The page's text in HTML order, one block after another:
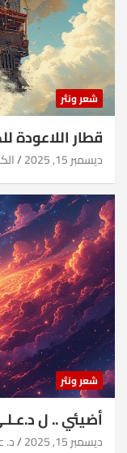
شعر ونثر
قطار اللاعودة
ديسمبر 15, 2025
شعر ونثر
أضيئي .. ل
ديسمبر 15, 2025 د.